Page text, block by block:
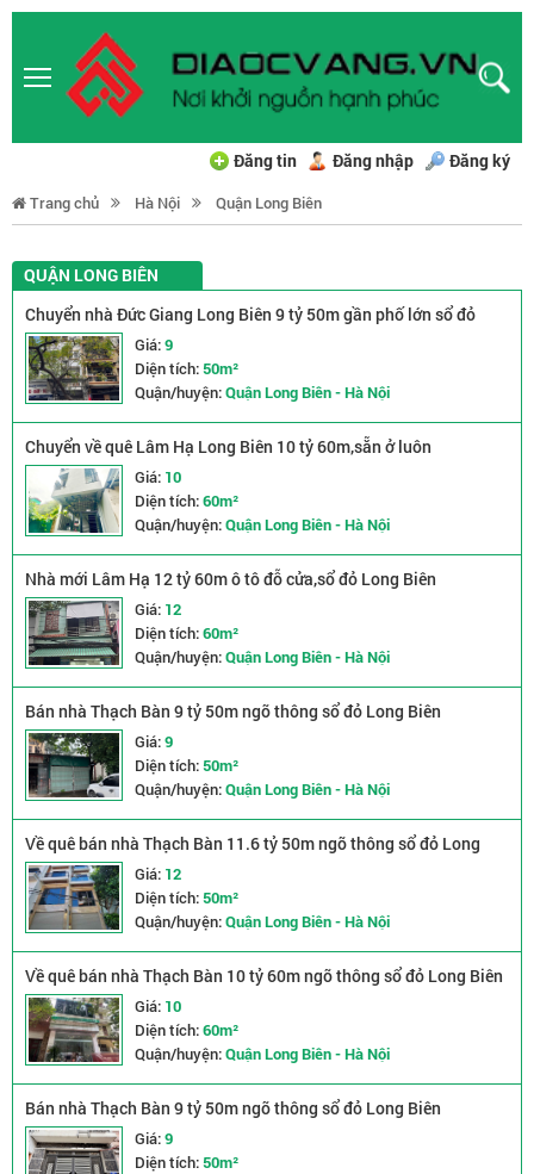
Đăng tin Đăng nhập Đăng ký
Trang chủ Hà Nội Quận Long Biên
QUẬN LONG BIÊN
Chuyển nhà Đức Giang Long Biên 9 tỷ 50m gần phố lớn sổ đỏ
vuông vắn
Giá:9
Diện tích:50m²
Quận/huyện:Quận Long Biên - Hà Nội
Chuyển về quê Lâm Hạ Long Biên 10 tỷ 60m,sẵn ở luôn
Giá: 10
Diện tích:60m²
Quận/huyện:Quận Long Biên - Hà Nội
Nhà mới Lâm Hạ 12 tỷ 60m ô tô đỗ cửa,sổ đỏ Long Biên
Giá: 12
Diện tích:60m²
Quận/huyện:Quận Long Biên - Hà Nội
Bán nhà Thạch Bàn 9 tỷ 50m ngõ thông sổ đỏ Long Biên
Giá:9
Diện tích:50m²
Quận/huyện:Quận Long Biên - Hà Nội
Về quê bán nhà Thạch Bàn 11.6 tỷ 50m ngõ thông sổ đỏ Long
Biên
Giá: 12
Diện tích:50m²
Quận/huyện:Quận Long Biên - Hà Nội
Về quê bán nhà Thạch Bàn 10 tỷ 60m ngõ thông sổ đỏ Long Biên
Giá: 10
Diện tích:60m²
Quận/huyện:Quận Long Biên - Hà Nội
Bán nhà Thạch Bàn 9 tỷ 50m ngõ thông sổ đỏ Long Biên
Giá:9
Diện tích:50m²